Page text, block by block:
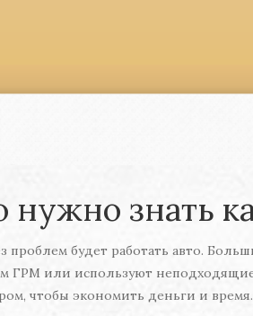
нужно знать
будет работать авто.
ГРМ или используют
чтобы экономить деньги и время.